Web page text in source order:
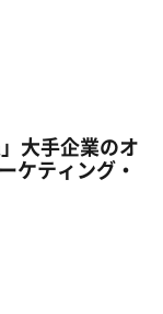
大手企業のオ
ケティング・